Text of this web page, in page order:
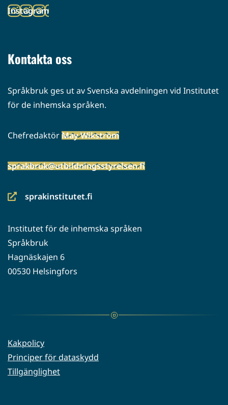
palveluun)
Instagram
(siirryt
Kontakta oss
Språkbruk ges ut av Svenska avdelningen vid Institutet
för de inhemska språken.
ChefredaktörMay Wikström
sprakbruk@utbildningsstyrelsen.fi
sprakinstitutet.fi
(siirryt
palveluun)
Institutet för de inhemska språken
Språkbruk
Hagnäskajen 6
00530 Helsingfors
Kakpolicy
Principer för dataskydd
Tillgänglighet